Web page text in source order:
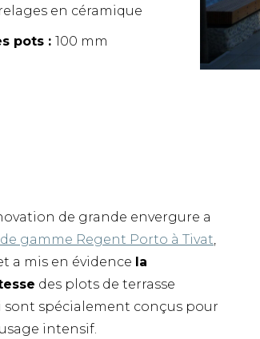
en céramique
pots :100 mm
de grande envergure a
gamme Regent Porto à Tivat,
a mis en évidence la
des plots de terrasse
sont spécialement conçus pour
intensif.